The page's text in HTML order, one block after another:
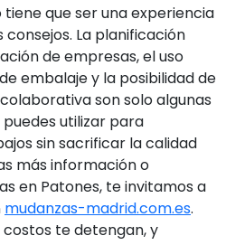
tiene que ser una experiencia
consejos. La planificación
de empresas, el uso
embalaje y la posibilidad de
son solo algunas
utilizar para
sin sacrificar la calidad
más información o
en Patones, te invitamos a
mudanzas-madrid.com.es.
costos te detengan, y